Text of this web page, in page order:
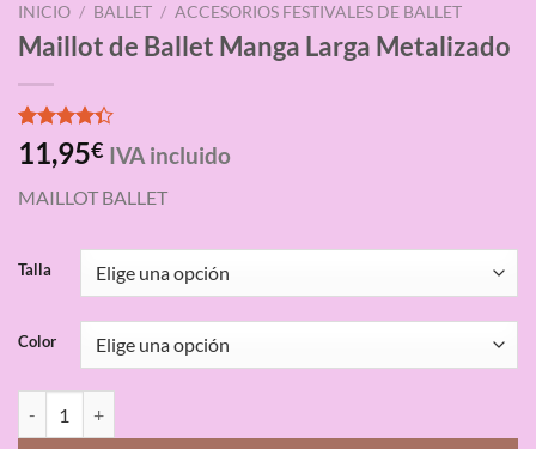
INICIO / BALLET / ACCESORIOS FESTIVALES DE BALLET
Maillot de Ballet Manga Larga Metalizado
Valorado
con4.33
base a
3
11,95€ IVA incluido
MAILLOT BALLET
Talla
Color